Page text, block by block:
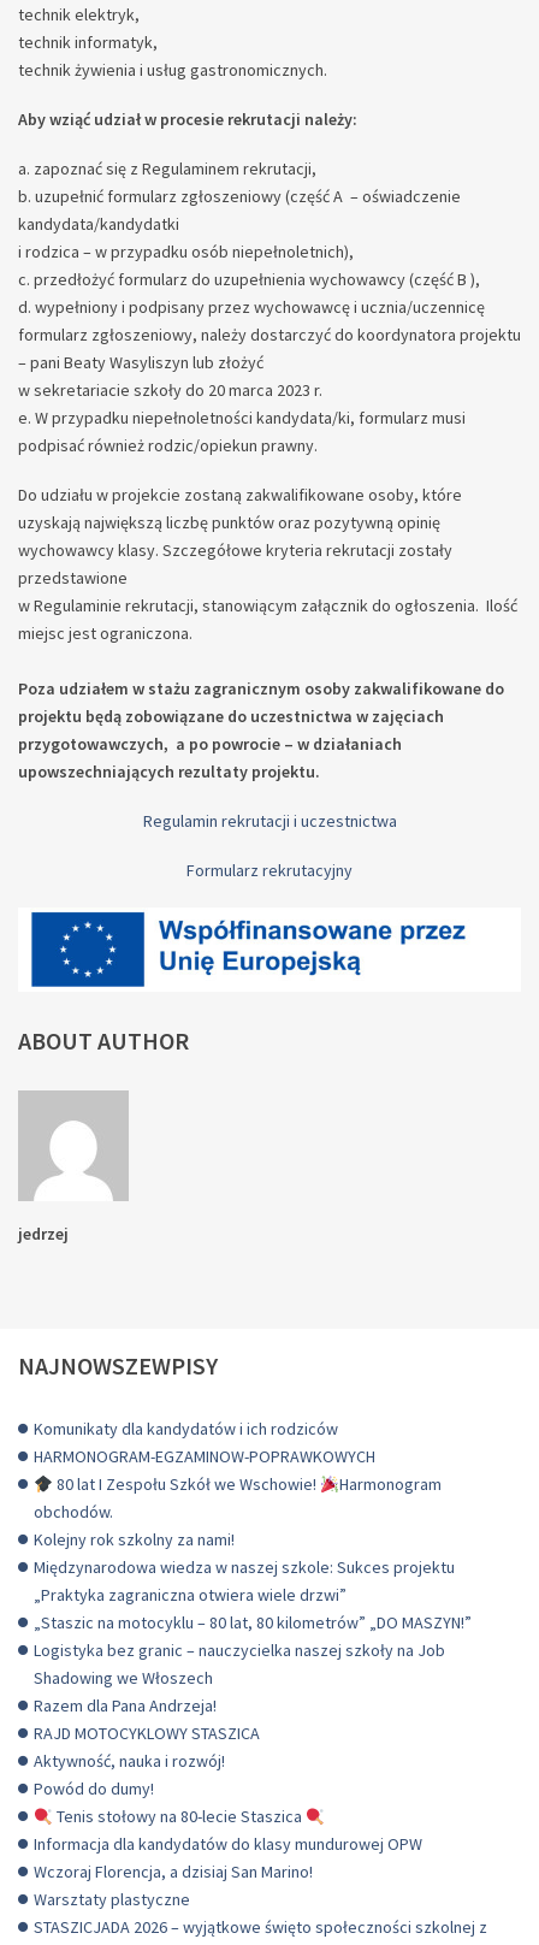
technik elektryk,
technik informatyk,
technik żywienia i usług gastronomicznych.
Aby wziąć udział w procesie rekrutacji należy:
zapoznać się z Regulaminem rekrutacji,
uzupełnić formularz zgłoszeniowy (część A – oświadczenie
kandydata/kandydatki
i rodzica – w przypadku osób niepełnoletnich),
przedłożyć formularz do uzupełnienia wychowawcy (część B ),
wypełniony i podpisany przez wychowawcę i ucznia/uczennicę
formularz zgłoszeniowy, należy dostarczyć do koordynatora projektu
– pani Beaty Wasyliszyn lub złożyć
w sekretariacie szkoły do 20 marca 2023 r.
W przypadku niepełnoletności kandydata/ki, formularz musi
podpisać również rodzic/opiekun prawny.
Do udziału w projekcie zostaną zakwalifikowane osoby, które
uzyskają największą liczbę punktów oraz pozytywną opinię
wychowawcy klasy. Szczegółowe kryteria rekrutacji zostały
przedstawione
w Regulaminie rekrutacji, stanowiącym załącznik do ogłoszenia. Ilość
miejsc jest ograniczona.
Poza udziałem w stażu zagranicznym osoby zakwalifikowane do
projektu będą zobowiązane do uczestnictwa w zajęciach
przygotowawczych, a po powrocie – w działaniach
upowszechniających rezultaty projektu.
Regulamin rekrutacji i uczestnictwa
Formularz rekrutacyjny
ABOUT AUTHOR
jedrzej
NAJNOWSZEWPISY
Komunikaty dla kandydatów i ich rodziców
HARMONOGRAM-EGZAMINOW-POPRAWKOWYCH
80 lat I Zespołu Szkół we Wschowie!
Harmonogram
obchodów.
Kolejny rok szkolny za nami!
Międzynarodowa wiedza w naszej szkole: Sukces projektu
„Praktyka zagraniczna otwiera wiele drzwi”
„Staszic na motocyklu – 80 lat, 80 kilometrów” „DO MASZYN!”
Logistyka bez granic – nauczycielka naszej szkoły na Job
Shadowing we Włoszech
Razem dla Pana Andrzeja!
RAJD MOTOCYKLOWY STASZICA
Aktywność, nauka i rozwój!
Powód do dumy!
Tenis stołowy na 80-lecie Staszica
Informacja dla kandydatów do klasy mundurowej OPW
Wczoraj Florencja, a dzisiaj San Marino!
Warsztaty plastyczne
STASZICJADA 2026 – wyjątkowe święto społeczności szkolnej z